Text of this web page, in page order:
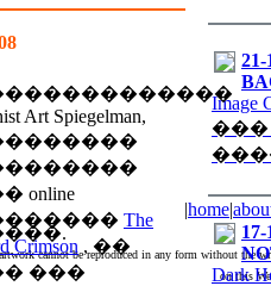
Art Spiegelman,
online
The
Crimson , ��
���
21-
Image
17-
Dark
|home|
cannot be reproduced in any form without the
on this